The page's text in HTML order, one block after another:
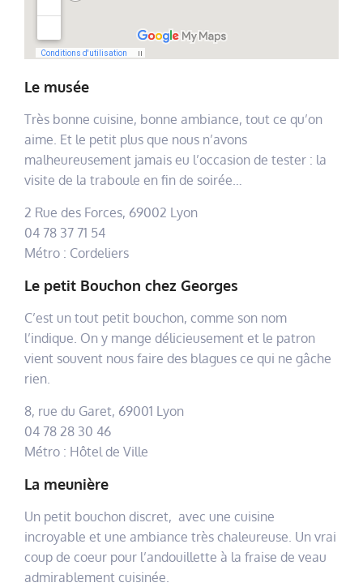
Le musée
Très bonne cuisine, bonne ambiance, tout ce qu’on
aime. Et le petit plus que nous n’avons
malheureusement jamais eu l’occasion de tester : la
visite de la traboule en fin de soirée…
2 Rue des Forces, 69002 Lyon
04 78 37 71 54
Métro : Cordeliers
Le petit Bouchon chez Georges
C’est un tout petit bouchon, comme son nom
l’indique. On y mange délicieusement et le patron
vient souvent nous faire des blagues ce qui ne gâche
rien.
8, rue du Garet, 69001 Lyon
04 78 28 30 46
Métro : Hôtel de Ville
La meunière
Un petit bouchon discret, avec une cuisine
incroyable et une ambiance très chaleureuse. Un vrai
coup de coeur pour l’andouillette à la fraise de veau
admirablement cuisinée.